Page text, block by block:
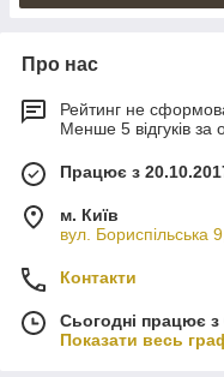
Про нас
Рейтинг не
Менше 5 відгуків за
Працює з
м. Київ
вул. Бориспільська
Контакти
Сьогодні працює
Показати весь